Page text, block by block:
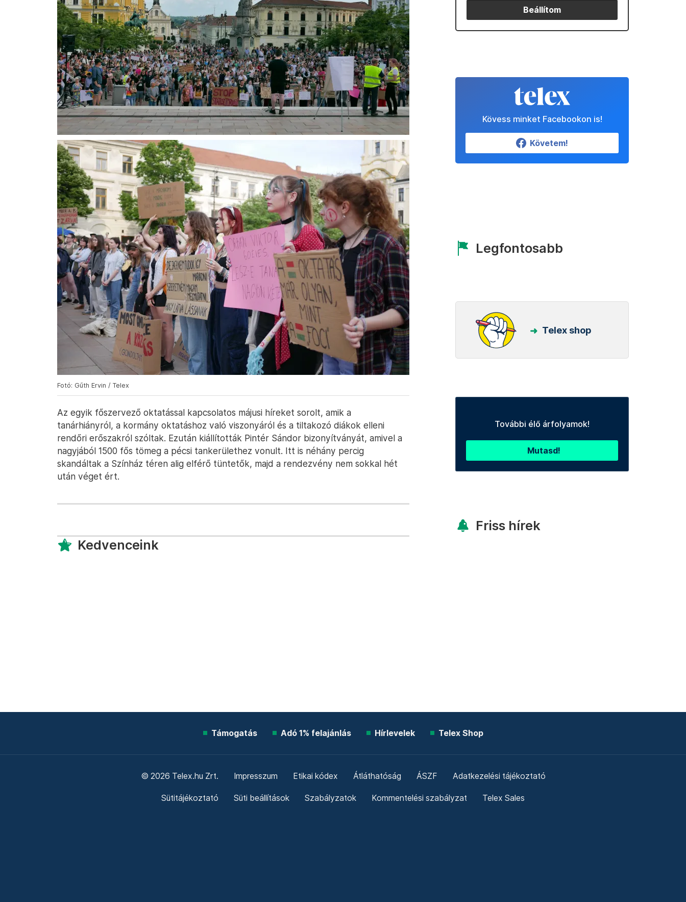
Fotó: Gűth Ervin / Telex
Az egyik főszervező oktatással kapcsolatos májusi híreket sorolt, amik a
tanárhiányról, a kormány oktatáshoz való viszonyáról és a tiltakozó diákok elleni
rendőri erőszakról szóltak. Ezután kiállították Pintér Sándor bizonyítványát, amivel a
nagyjából 1500 fős tömeg a pécsi tankerülethez vonult. Itt is néhány percig
skandáltak a Színház téren alig elférő tüntetők, majd a rendezvény nem sokkal hét
után véget ért.
Kedvenceink
Beállítom
Kövess minket Facebookon is!
Követem!
Legfontosabb
Telex shop
További élő árfolyamok!
Mutasd!
Friss hírek
Támogatás Adó 1% felajánlás Hírlevelek Telex Shop
© 2026 Telex.hu Zrt. Impresszum Etikai kódex Átláthatóság ÁSZF Adatkezelési tájékoztató
Sütitájékoztató Süti beállítások Szabályzatok Kommentelési szabályzat Telex Sales